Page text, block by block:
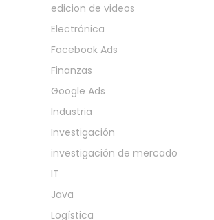
edicion de videos
Electrónica
Facebook Ads
Finanzas
Google Ads
Industria
Investigación
investigación de mercado
IT
Java
Logística